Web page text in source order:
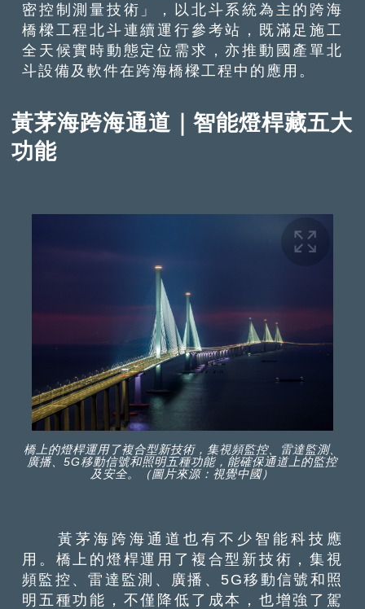
密控制測量技術」，以北斗系統為主的跨海
橋樑工程北斗連續運行參考站，既滿足施工
全天候實時動態定位需求，亦推動國產單北
斗設備及軟件在跨海橋樑工程中的應用。
黃茅海跨海通道｜智能燈桿藏五大
功能
橋上的燈桿運用了複合型新技術，集視頻監控、雷達監測、
廣播、5G移動信號和照明五種功能，能確保通道上的監控
及安全。（圖片來源：視覺中國）
黃茅海跨海通道也有不少智能科技應
用。橋上的燈桿運用了複合型新技術，集視
頻監控、雷達監測、廣播、5G移動信號和照
明五種功能，不僅降低了成本，也增強了駕